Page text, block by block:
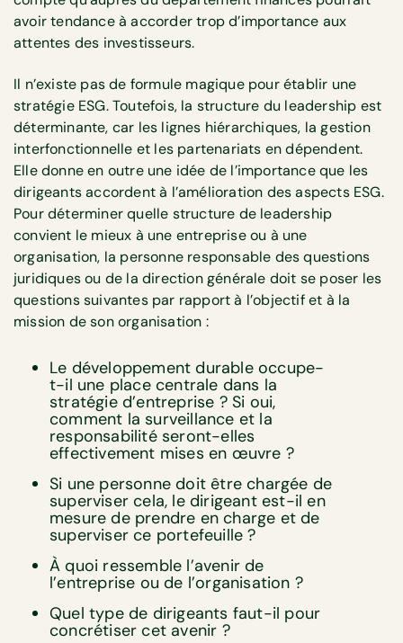
avoir tendance à accorder trop d’importance aux
attentes des investisseurs.
Il n’existe pas de formule magique pour établir une
stratégie ESG. Toutefois, la structure du leadership est
déterminante, car les lignes hiérarchiques, la gestion
interfonctionnelle et les partenariats en dépendent.
Elle donne en outre une idée de l’importance que les
dirigeants accordent à l’amélioration des aspects ESG.
Pour déterminer quelle structure de leadership
convient le mieux à une entreprise ou à une
organisation, la personne responsable des questions
juridiques ou de la direction générale doit se poser les
questions suivantes par rapport à l’objectif et à la
mission de son organisation :
Le développement durable occupe-
t-il une place centrale dans la
stratégie d’entreprise ? Si oui,
comment la surveillance et la
responsabilité seront-elles
effectivement mises en œuvre ?
Si une personne doit être chargée de
superviser cela, le dirigeant est-il en
mesure de prendre en charge et de
superviser ce portefeuille ?
À quoi ressemble l’avenir de
l’entreprise ou de l’organisation ?
Quel type de dirigeants faut-il pour
concrétiser cet avenir ?